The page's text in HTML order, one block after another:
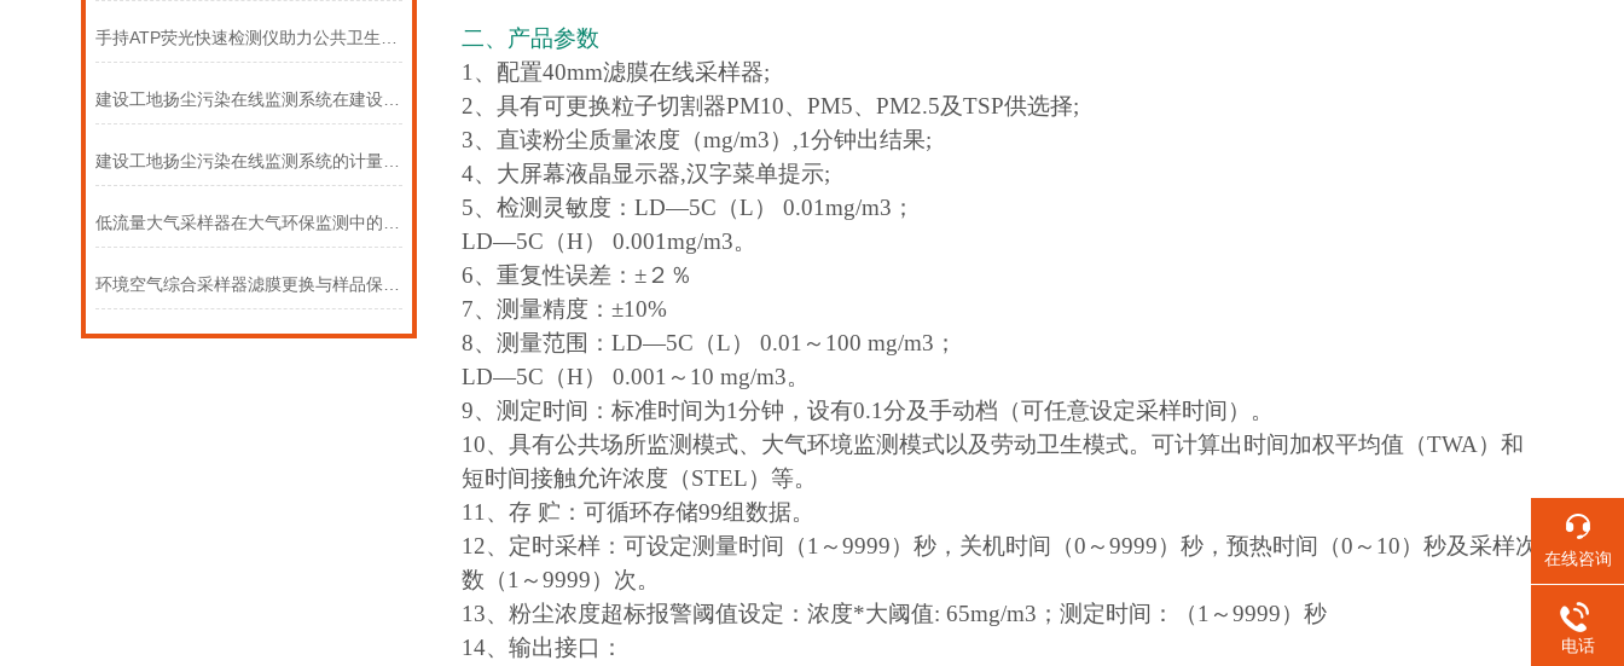
二、产品参数
1、配置40mm滤膜在线采样器;
2、具有可更换粒子切割器PM10、PM5、PM2.5及TSP供选择;
3、直读粉尘质量浓度（mg/m3）,1分钟出结果;
4、大屏幕液晶显示器,汉字菜单提示;
5、检测灵敏度：LD—5C（L） 0.01mg/m3；
LD—5C（H） 0.001mg/m3。
6、重复性误差：±２％
7、测量精度：±10%
8、测量范围：LD—5C（L） 0.01～100 mg/m3；
LD—5C（H） 0.001～10 mg/m3。
9、测定时间：标准时间为1分钟，设有0.1分及手动档（可任意设定采样时间）。
10、具有公共场所监测模式、大气环境监测模式以及劳动卫生模式。可计算出时间加权平均值（TWA）和
短时间接触允许浓度（STEL）等。
11、存 贮：可循环存储99组数据。
12、定时采样：可设定测量时间（1～9999）秒，关机时间（0～9999）秒，预热时间（0～10）秒及采样次
数（1～9999）次。
13、粉尘浓度超标报警阈值设定：浓度*大阈值: 65mg/m3；测定时间：（1～9999）秒
14、输出接口：
在线咨询
电话